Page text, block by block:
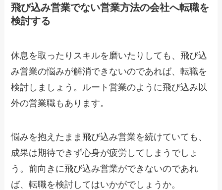
飛び込み営業でない営業方法の会社へ転職を
検討する
休息を取ったりスキルを磨いたりしても、飛び込
み営業の悩みが解消できないのであれば、転職を
検討しましょう。ルート営業のように飛び込み以
外の営業職もあります。
悩みを抱えたまま飛び込み営業を続けていても、
成果は期待できず心身が疲労してしまうでしょ
う。前向きに飛び込み営業ができないのであれ
ば、転職を検討してはいかがでしょうか。